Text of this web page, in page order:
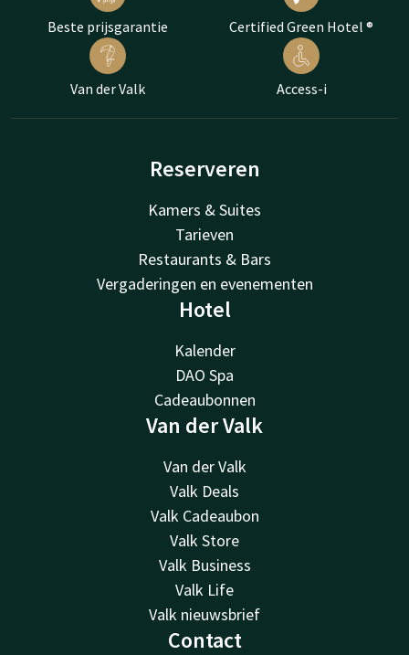
Beste prijsgarantie Certified Green Hotel ®
Van der Valk Access-i
Reserveren
Kamers & Suites
Tarieven
Restaurants & Bars
Vergaderingen en evenementen
Hotel
Kalender
DAO Spa
Cadeaubonnen
Van der Valk
Van der Valk
Valk Deals
Valk Cadeaubon
Valk Store
Valk Business
Valk Life
Valk nieuwsbrief
Contact